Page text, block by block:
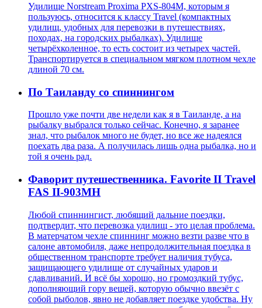
Удилище Norstream Proxima PXS-804M, которым я
пользуюсь, относится к классу Travel (компактных
удилищ, удобных для перевозки в путешествиях,
походах, на городских рыбалках). Удилище
четырёхколенное, то есть состоит из четырех частей.
Транспортируется в специальном мягком плотном чехле
длиной 70 см.
По Таиланду со спиннингом
Прошло уже почти две недели как я в Таиланде, а на
рыбалку выбрался только сейчас. Конечно, я заранее
знал, что рыбалок много не будет, но все же надеялся
поехать два раза. А получилась лишь одна рыбалка, но и
той я очень рад.
Фаворит путешественника. Favorite II Travel
FAS II-903MH
Любой спиннингист, любящий дальние поездки,
подтвердит, что перевозка удилищ - это целая проблема.
В матерчатом чехле спиннинг можно везти разве что в
салоне автомобиля, даже непродолжительная поездка в
общественном транспорте требует наличия тубуса,
защищающего удилище от случайных ударов и
сдавливаний. И всё бы хорошо, но громоздкий тубус,
дополняющий гору вещей, которую обычно ввезёт с
собой рыболов, явно не добавляет поездке удобства. Ну